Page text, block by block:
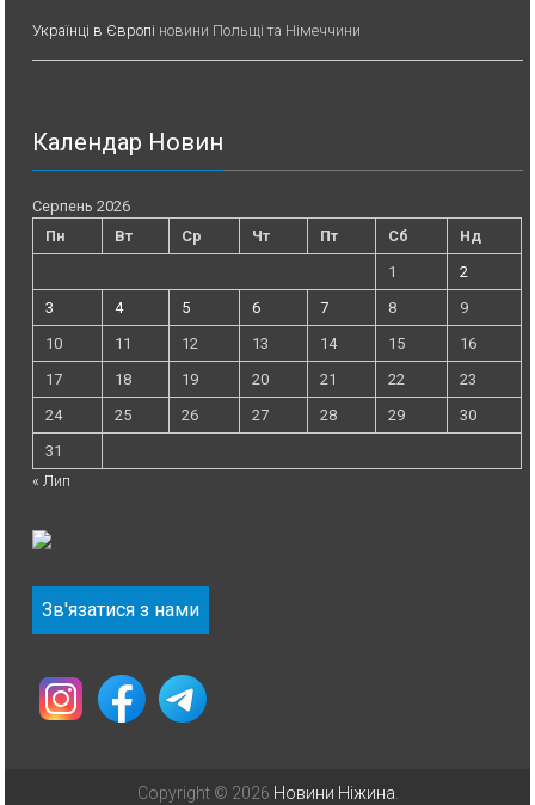
Українці в Європі новини Польщі та Німеччини
Календар Новин
Серпень 2026
Пн
Вт Ср Чт Пт Сб
Нд
1
2
3
4 5 6 7 8
9
10
11 12 13 14 15
16
17
18 19 20 21 22
23
24
25 26 27 28 29
30
31
« Лип
Зв'язатися з нами
Copyright © 2026 Новини Ніжина